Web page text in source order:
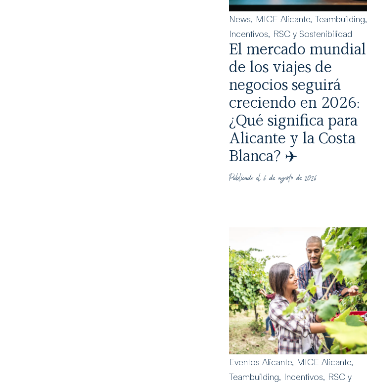
News, MICE Alicante, Teambuilding,
Incentivos, RSC y Sostenibilidad
El mercado mundial
de los viajes de
negocios seguirá
creciendo en 2026:
¿Qué significa para
Alicante y la Costa
Blanca? ✈️
Publicado el 6 de agosto de 2026
Eventos Alicante, MICE Alicante,
Teambuilding, Incentivos, RSC y